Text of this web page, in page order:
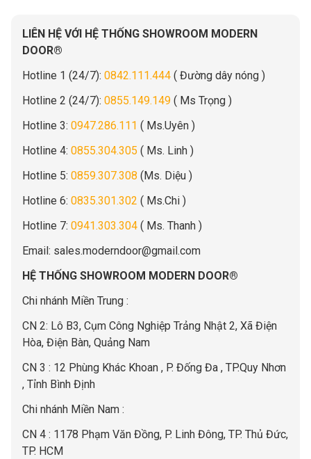
LIÊN HỆ VỚI HỆ THỐNG SHOWROOM MODERN
DOOR®
Hotline 1 (24/7): 0842.111.444 ( Đường dây nóng )
Hotline 2 (24/7): 0855.149.149 ( Ms Trọng )
Hotline 3: 0947.286.111 ( Ms.Uyên )
Hotline 4: 0855.304.305 ( Ms. Linh )
Hotline 5: 0859.307.308 (Ms. Diệu )
Hotline 6: 0835.301.302 ( Ms.Chi )
Hotline 7: 0941.303.304 ( Ms. Thanh )
Email: sales.moderndoor@gmail.com
HỆ THỐNG SHOWROOM MODERN DOOR®
Chi nhánh Miền Trung :
CN 2: Lô B3, Cụm Công Nghiệp Trảng Nhật 2, Xã Điện
Hòa, Điện Bàn, Quảng Nam
CN 3 : 12 Phùng Khác Khoan , P. Đống Đa , TP.Quy Nhơn
, Tỉnh Bình Định
Chi nhánh Miền Nam :
CN 4 : 1178 Phạm Văn Đồng, P. Linh Đông, TP. Thủ Đức,
TP. HCM